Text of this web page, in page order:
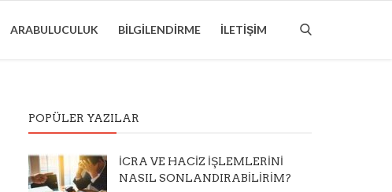
ARABULUCULUK BILGILENDIRME İLETIŞIM
POPÜLER YAZILAR
İCRA VE HACİZ İŞLEMLERİNİ
NASIL SONLANDIRABİLİRİM?